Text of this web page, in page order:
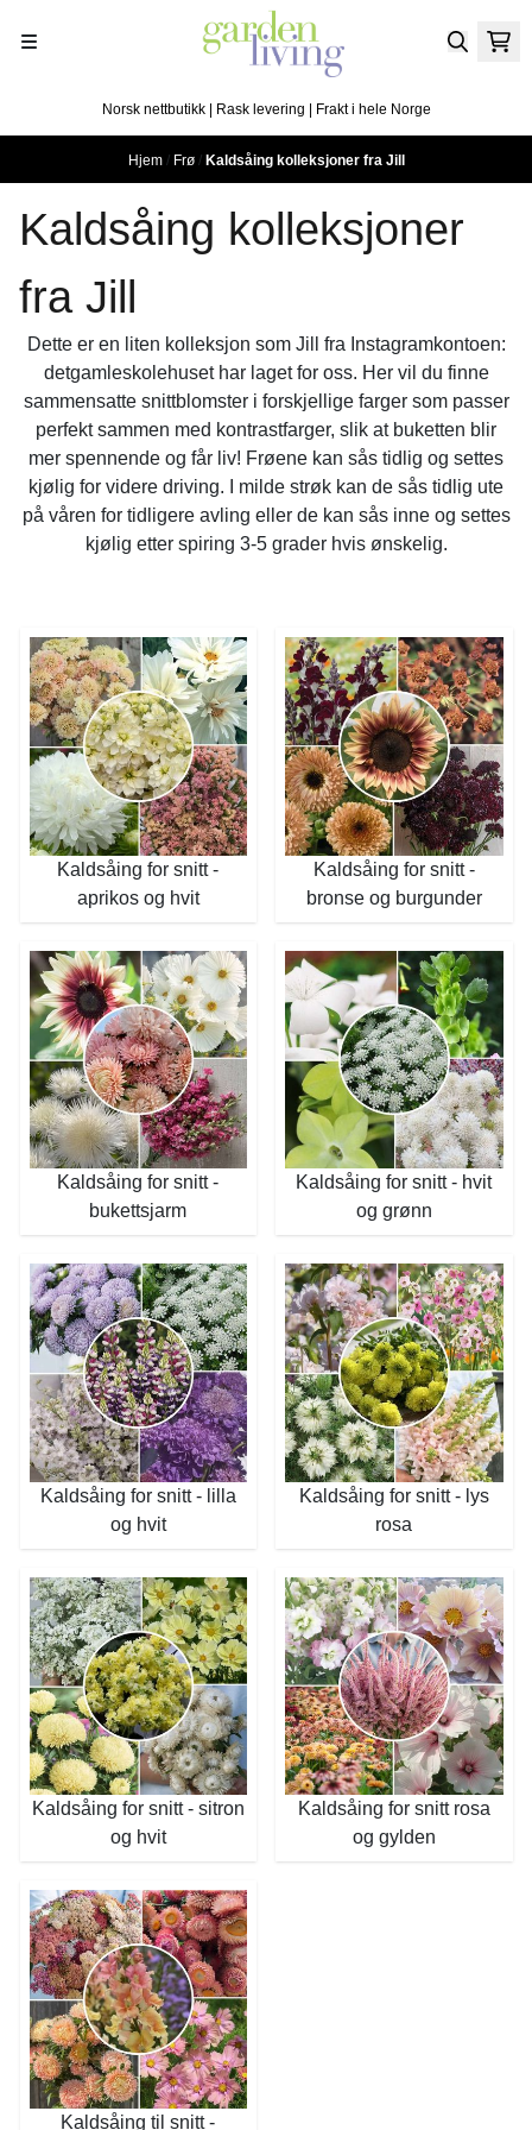
Norsk nettbutikk | Rask levering | Frakt i hele Norge
Hjem / Frø / Kaldsåing kolleksjoner fra Jill
Kaldsåing kolleksjoner
fra Jill
Dette er en liten kolleksjon som Jill fra Instagramkontoen:
detgamleskolehuset har laget for oss. Her vil du finne
sammensatte snittblomster i forskjellige farger som passer
perfekt sammen med kontrastfarger, slik at buketten blir
mer spennende og får liv! Frøene kan sås tidlig og settes
kjølig for videre driving. I milde strøk kan de sås tidlig ute
på våren for tidligere avling eller de kan sås inne og settes
kjølig etter spiring 3-5 grader hvis ønskelig.
Kaldsåing for snitt -
aprikos og hvit
Kaldsåing for snitt -
bronse og burgunder
Kaldsåing for snitt -
bukettsjarm
Kaldsåing for snitt - hvit
og grønn
Kaldsåing for snitt - lilla
og hvit
Kaldsåing for snitt - lys
rosa
Kaldsåing for snitt - sitron
og hvit
Kaldsåing for snitt rosa
og gylden
Kaldsåing til snitt -